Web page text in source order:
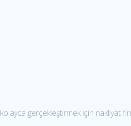
kolayca gerçekleştirmek için nakliyat